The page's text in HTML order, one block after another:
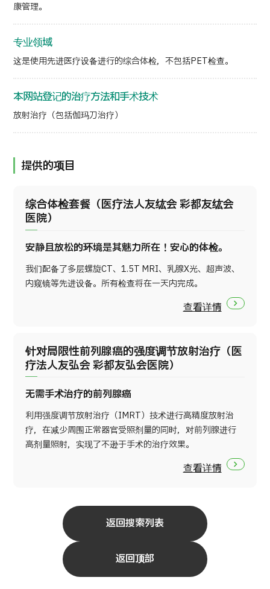
康管理。
专业领域
这是使用先进医疗设备进行的综合体检，不包括PET检查。
本网站登记的治疗方法和手术技术
放射治疗（包括伽玛刀治疗）
提供的项目
综合体检套餐（医疗法人友纮会 彩都友纮会
医院）
安静且放松的环境是其魅力所在！安心的体检。
我们配备了多层螺旋CT、1.5T MRI、乳腺X光、超声波、
内窥镜等先进设备。所有检查将在一天内完成。
查看详情
针对局限性前列腺癌的强度调节放射治疗（医
疗法人友弘会 彩都友弘会医院）
无需手术治疗的前列腺癌
利用强度调节放射治疗（IMRT）技术进行高精度放射治
疗，在减少周围正常器官受照剂量的同时，对前列腺进行
高剂量照射，实现了不逊于手术的治疗效果。
查看详情
返回搜索列表
返回顶部